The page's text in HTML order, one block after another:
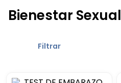
Bienestar Sexual
Filtrar